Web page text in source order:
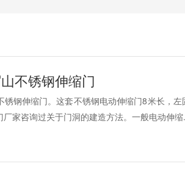
不锈钢伸缩门
钢伸缩门。这套不锈钢电动伸缩门8米长，
家咨询过关于门洞的建造方法。一般电动伸缩